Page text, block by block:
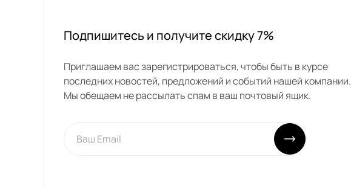
Подпишитесь и получите скидку 7%
Приглашаем вас зарегистрироваться, чтобы быть в курсе
последних новостей, предложений и событий нашей компании.
Мы обещаем не рассылать спам в ваш почтовый ящик.